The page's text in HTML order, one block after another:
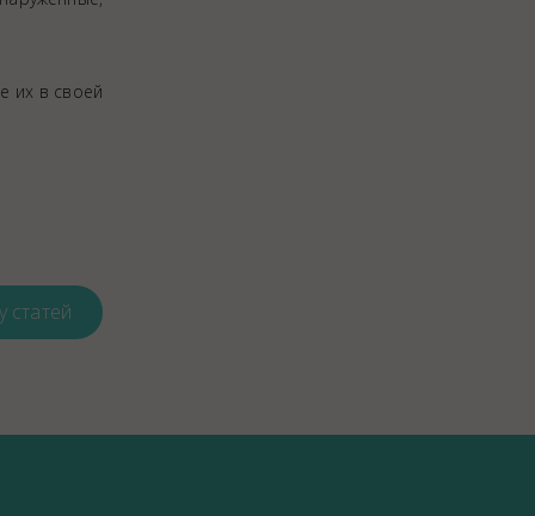
их в своей
статей